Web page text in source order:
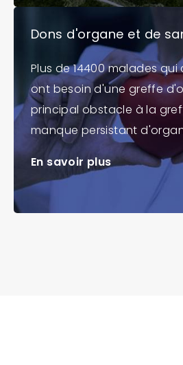
Dons d'organe et de
Plus de 14400 malades
ont besoin d'une greffe
principal obstacle à la
manque persistant
En savoir plus